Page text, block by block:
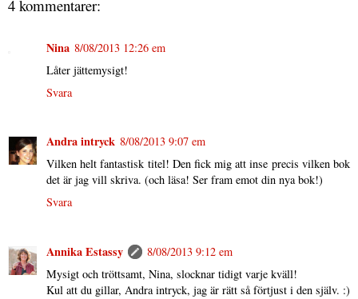
4 kommentarer:
Nina 8/08/2013 12:26 em
Låter jättemysigt!
Svara
Andra intryck 8/08/2013 9:07 em
Vilken helt fantastisk titel! Den fick mig att inse precis vilken bok
det är jag vill skriva. (och läsa! Ser fram emot din nya bok!)
Svara
Annika Estassy
8/08/2013 9:12 em
Mysigt och tröttsamt, Nina, slocknar tidigt varje kväll!
Kul att du gillar, Andra intryck, jag är rätt så förtjust i den själv. :)